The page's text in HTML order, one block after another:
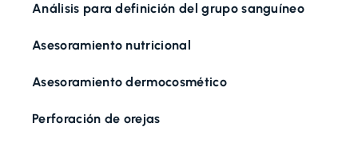
Análisis para definición del grupo sanguíneo
Asesoramiento nutricional
Asesoramiento dermocosmético
Perforación de orejas